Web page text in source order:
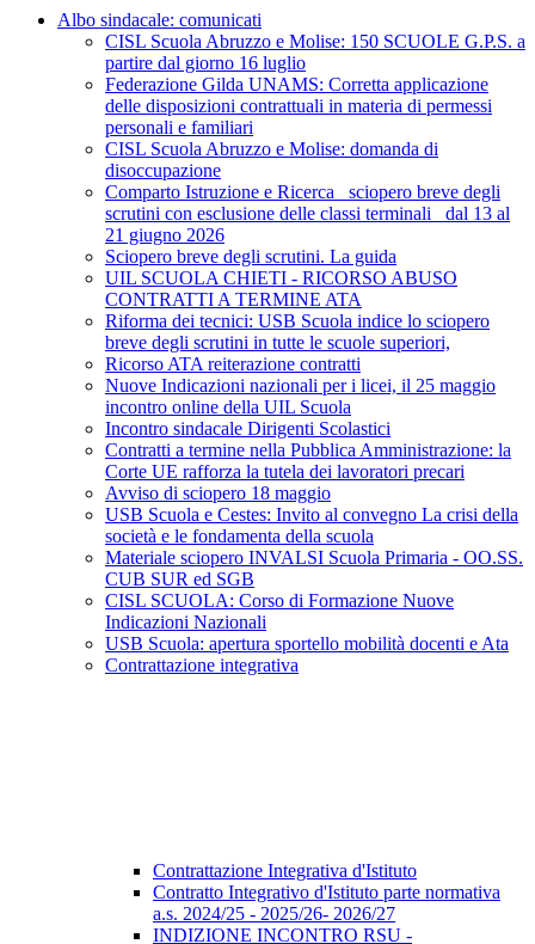
Albo sindacale: comunicati
CISL Scuola Abruzzo e Molise: 150 SCUOLE G.P.S. a
partire dal giorno 16 luglio
Federazione Gilda UNAMS: Corretta applicazione
delle disposizioni contrattuali in materia di permessi
personali e familiari
CISL Scuola Abruzzo e Molise: domanda di
disoccupazione
Comparto Istruzione e Ricerca_ sciopero breve degli
scrutini con esclusione delle classi terminali_ dal 13 al
21 giugno 2026
Sciopero breve degli scrutini. La guida
UIL SCUOLA CHIETI - RICORSO ABUSO
CONTRATTI A TERMINE ATA
Riforma dei tecnici: USB Scuola indice lo sciopero
breve degli scrutini in tutte le scuole superiori,
Ricorso ATA reiterazione contratti
Nuove Indicazioni nazionali per i licei, il 25 maggio
incontro online della UIL Scuola
Incontro sindacale Dirigenti Scolastici
Contratti a termine nella Pubblica Amministrazione: la
Corte UE rafforza la tutela dei lavoratori precari
Avviso di sciopero 18 maggio
USB Scuola e Cestes: Invito al convegno La crisi della
società e le fondamenta della scuola
Materiale sciopero INVALSI Scuola Primaria - OO.SS.
CUB SUR ed SGB
CISL SCUOLA: Corso di Formazione Nuove
Indicazioni Nazionali
USB Scuola: apertura sportello mobilità docenti e Ata
Contrattazione integrativa
Contrattazione Integrativa d'Istituto
Contratto Integrativo d'Istituto parte normativa
a.s. 2024/25 - 2025/26- 2026/27
INDIZIONE INCONTRO RSU -